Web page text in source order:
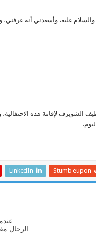
عليه، وأسعدني أنه عرفني،
الشويرف لإقامة هذه
Stumbleupon
LinkedIn
الرجال